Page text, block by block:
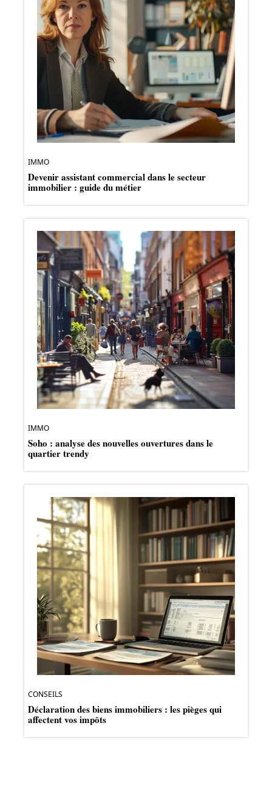
IMMO
Devenir assistant commercial dans le secteur
immobilier : guide du métier
IMMO
Soho : analyse des nouvelles ouvertures dans le
quartier trendy
CONSEILS
Déclaration des biens immobiliers : les pièges qui
affectent vos impôts